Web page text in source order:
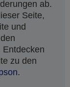
ab.
Seite,
und
Entdecken
zu den